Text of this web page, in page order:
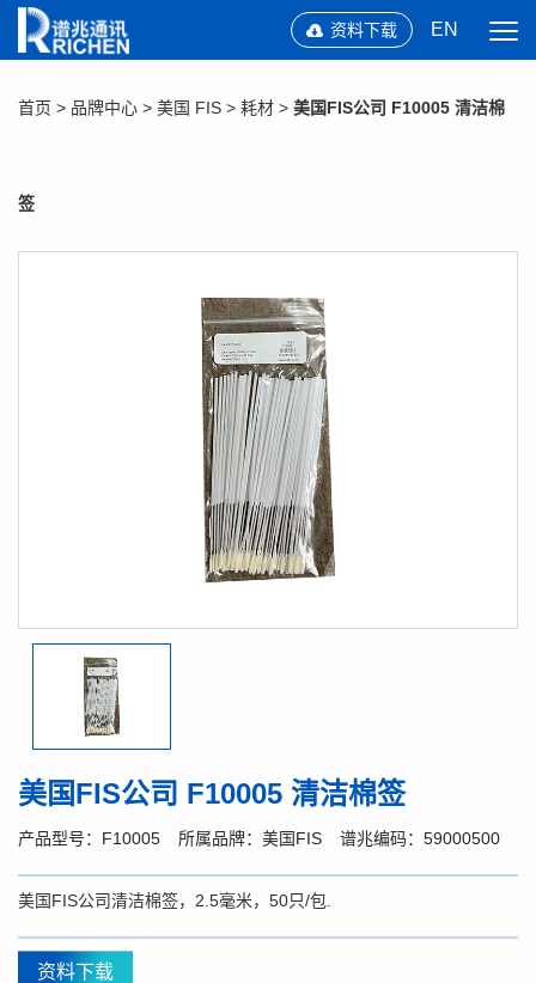
资料下载 EN
首页 > 品牌中心 > 美国 FIS > 耗材 > 美国FIS公司 F10005 清洁棉
签
美国FIS公司 F10005 清洁棉签
产品型号：F10005 所属品牌：美国FIS 谱兆编码：59000500
美国FIS公司清洁棉签，2.5毫米，50只/包.
资料下载